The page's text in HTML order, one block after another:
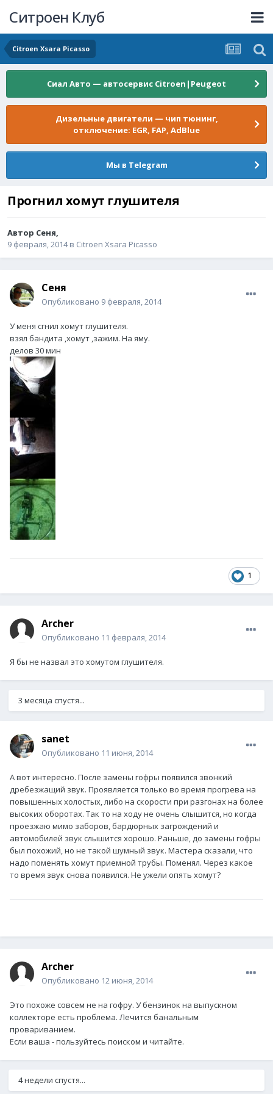
Ситроен Клуб
Citroen Xsara Picasso
Сиал Авто — автосервис Citroen|Peugeot
Дизельные двигатели — чип тюнинг,
отключение: EGR, FAP, AdBlue
Мы в Telegram
Прогнил хомут глушителя
Автор Сеня,
9 февраля, 2014в Citroen Xsara Picasso
Сеня
Опубликовано 9 февраля, 2014
У меня сгнил хомут глушителя.
взял бандита ,хомут ,зажим. На яму.
делов 30 мин
1
Archer
Опубликовано 11 февраля, 2014
Я бы не назвал это хомутом глушителя.
3 месяца спустя...
sanet
Опубликовано 11 июня, 2014
А вот интересно. После замены гофры появился звонкий
дребезжащий звук. Проявляется только во время прогрева на
повышенных холостых, либо на скорости при разгонах на более
высоких оборотах. Так то на ходу не очень слышится, но когда
проезжаю мимо заборов, бардюрных загрождений и
автомобилей звук слышится хорошо. Раньше, до замены гофры
был похожий, но не такой шумный звук. Мастера сказали, что
надо поменять хомут приемной трубы. Поменял. Через какое
то время звук снова появился. Не ужели опять хомут?
Archer
Опубликовано 12 июня, 2014
Это похоже совсем не на гофру. У бензинок на выпускном
коллекторе есть проблема. Лечится банальным
провариванием.
Если ваша - пользуйтесь поиском и читайте.
4 недели спустя...